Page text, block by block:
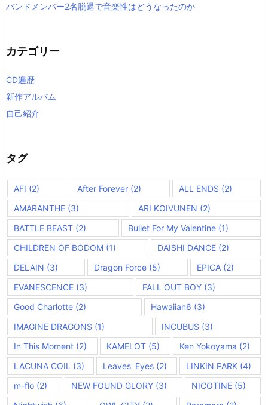
バンドメンバー2名脱退で音楽性はどうなったのか
カテゴリー
CD遍歴
新作アルバム
自己紹介
タグ
AFI (2) After Forever (2) ALL ENDS (2)
AMARANTHE (3) ARI KOIVUNEN (2)
BATTLE BEAST (2) Bullet For My Valentine(1)
CHILDREN OF BODOM (1) DAISHI DANCE(2)
DELAIN (3) Dragon Force (5) EPICA(2)
EVANESCENCE (3) FALL OUT BOY(3)
Good Charlotte (2) Hawaiian6 (3)
IMAGINE DRAGONS (1) INCUBUS (3)
In This Moment (2) KAMELOT (5) Ken Yokoyama (2)
LACUNA COIL (3) Leaves' Eyes (2) LINKIN PARK(4)
m-flo (2) NEW FOUND GLORY (3) NICOTINE(5)